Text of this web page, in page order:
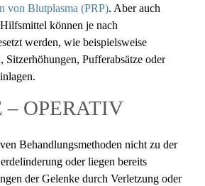
von Blutplasma (PRP). Aber auch
können je nach
werden, wie beispielsweise
Sitzerhöhungen, Pufferabsätze oder
– OPERATIV
Behandlungsmethoden nicht zu der
oder liegen bereits
der Gelenke durch Verletzung oder